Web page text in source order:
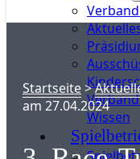
Wissen
Startseite>
am 27.04.2024